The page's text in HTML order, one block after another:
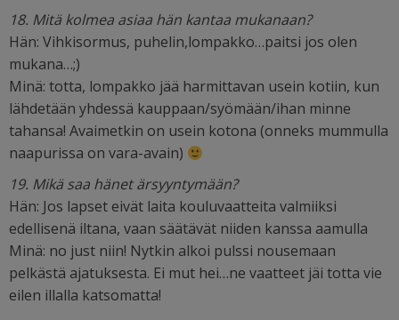
18. Mitä kolmea asiaa hän kantaa mukanaan?
Hän: Vihkisormus, puhelin,lompakko…paitsi jos olen
mukana…;)
Minä: totta, lompakko jää harmittavan usein kotiin, kun
lähdetään yhdessä kauppaan/syömään/ihan minne
tahansa! Avaimetkin on usein kotona (onneks mummulla
naapurissa on vara-avain)
19. Mikä saa hänet ärsyyntymään?
Hän: Jos lapset eivät laita kouluvaatteita valmiiksi
edellisenä iltana, vaan säätävät niiden kanssa aamulla
Minä: no just niin! Nytkin alkoi pulssi nousemaan
pelkästä ajatuksesta. Ei mut hei…ne vaatteet jäi totta vie
eilen illalla katsomatta!